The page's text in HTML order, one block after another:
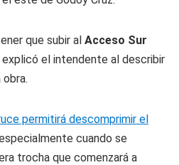
que subir al Acceso Sur
explicó el intendente al describir
permitirá descomprimir el
cuando se
trocha que comenzará a